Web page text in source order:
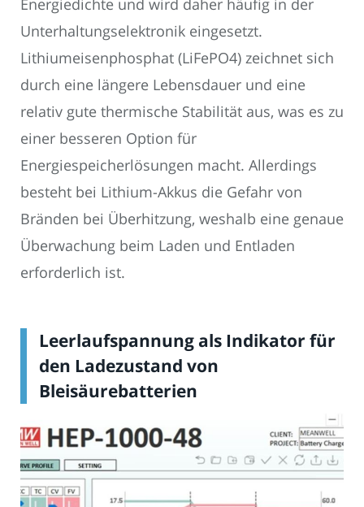
Unterhaltungselektronik eingesetzt.
Lithiumeisenphosphat (LiFePO4) zeichnet sich
durch eine längere Lebensdauer und eine
relativ gute thermische Stabilität aus, was es zu
einer besseren Option für
Energiespeicherlösungen macht. Allerdings
besteht bei Lithium-Akkus die Gefahr von
Bränden bei Überhitzung, weshalb eine genaue
Überwachung beim Laden und Entladen
erforderlich ist.
Leerlaufspannung als Indikator für
den Ladezustand von
Bleisäurebatterien